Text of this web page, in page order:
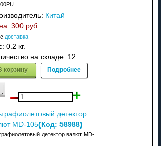
Китай
300 руб
доставка
0.2 кг.
на складе: 12
корзину Подробнее
детектор
MD-105(Код: 58988)
детектор валют MD-